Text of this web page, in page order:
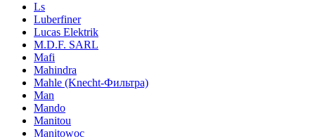
Ls
Luberfiner
Lucas Elektrik
M.D.F. SARL
Mafi
Mahindra
Mahle (Knecht-Фильтра)
Man
Mando
Manitou
Manitowoc